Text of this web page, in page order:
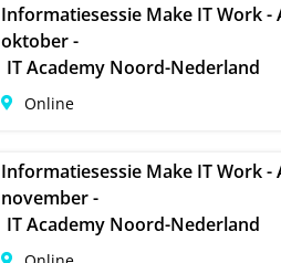
Informatiesessie Make IT Work
oktober -
IT Academy Noord-Nederland
Online
Informatiesessie Make IT Work
november -
IT Academy Noord-Nederland